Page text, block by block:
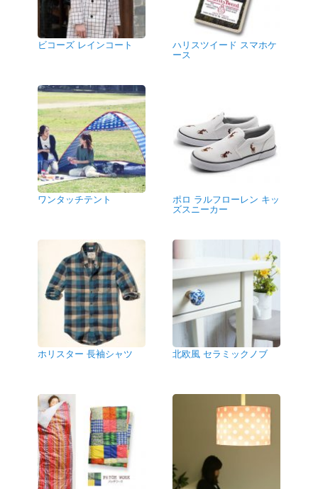
ビコーズ レインコート ハリスツイード スマホケ
ース
ワンタッチテント ポロ ラルフローレン キッ
ズスニーカー
ホリスター 長袖シャツ 北欧風 セラミックノブ